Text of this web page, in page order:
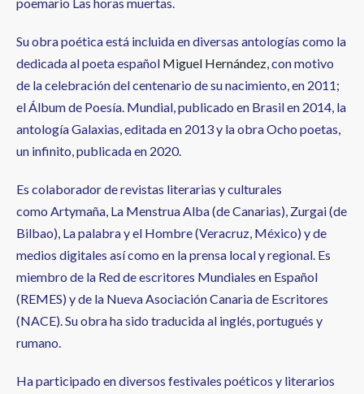
Su obra poética está incluida en diversas antologías como la
dedicada al poeta español Miguel Hernández, con motivo
de la celebración del centenario de su nacimiento, en 2011;
el Álbum de Poesía. Mundial, publicado en Brasil en 2014, la
antología Galaxias, editada en 2013 y la obra Ocho poetas,
un infinito, publicada en 2020.
Es colaborador de revistas literarias y culturales
como Artymaña, La Menstrua Alba (de Canarias), Zurgai (de
Bilbao), La palabra y el Hombre (Veracruz, México) y de
medios digitales así como en la prensa local y regional. Es
miembro de la Red de escritores Mundiales en Español
(REMES) y de la Nueva Asociación Canaria de Escritores
(NACE). Su obra ha sido traducida al inglés, portugués y
rumano.
Ha participado en diversos festivales poéticos y literarios